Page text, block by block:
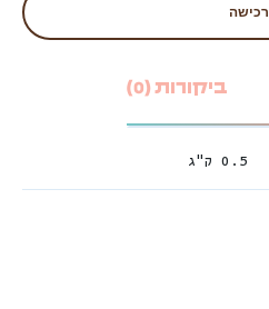
רכישה
ביקורות (0)
0.5 ק"ג